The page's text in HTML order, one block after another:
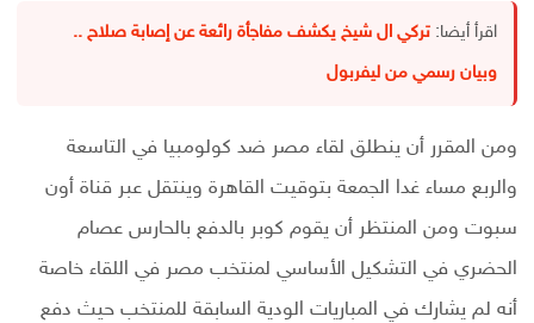
اقرأ أيضا: تركي ال شيخ يكشف مفاجأة رائعة عن إصابة صلاح ..
وبيان رسمي من ليفربول
ومن المقرر أن ينطلق لقاء مصر ضد كولومبيا في التاسعة
والربع مساء غدا الجمعة بتوقيت القاهرة وينتقل عبر قناة أون
سبوت ومن المنتظر أن يقوم كوبر بالدفع بالحارس عصام
الحضري في التشكيل الأساسي لمنتخب مصر في اللقاء خاصة
أنه لم يشارك في المباريات الودية السابقة للمنتخب حيث دفع